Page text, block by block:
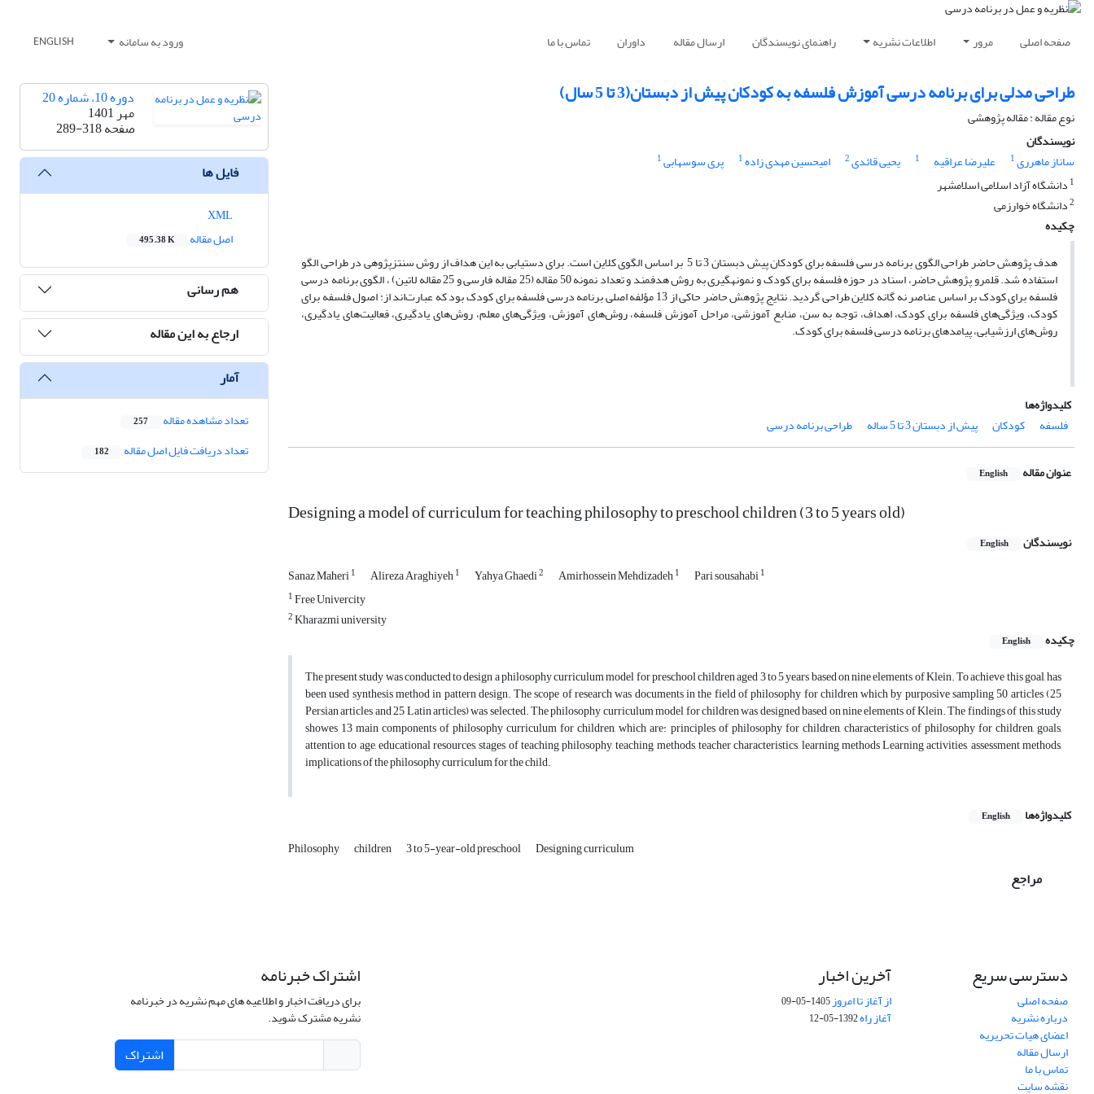
صفحه اصلی مرور اطلاعات نشریه راهنمای نویسندگان ارسال مقاله داوران تماس با ما ورود به سامانه ENGLISH
طراحی مدلی برای برنامه درسی آموزش فلسفه به کودکان پیش از دبستان(3 تا 5 سال)
نوع مقاله : مقاله پژوهشی
نویسندگان
ساناز ماهرری1 علیرضا عراقیه 1 یحیی قائدی2 امیحسین مهدی زاده1 پری سوسهابی1
1 دانشگاه آزاد اسلامی اسلامشهر
2دانشگاه خوارزمی
چکیده
هدف پژوهش حاضر طراحی الگوی برنامه درسی فلسفه برای کودکان پیش دبستان 3 تا 5 بر اساس الگوی کلاین است. برای دستیابی به این هداف از روش سنتزپژوهی در طراحی الگو
استفاده شد. قلمرو پژوهش حاضر، اسناد در حوزه فلسفه برای کودک و نمونه­گیری به روش هدفمند و تعداد نمونه 50 مقاله (25 مقاله فارسی و 25 مقاله لاتین) ، الگوی برنامه درسی
فلسفه برای کودک بر اساس عناصر نه گانه کلاین طراحی گردید. نتایج پژوهش حاضر حاکی از 13 مؤلفه اصلی برنامه درسی فلسفه برای کودک بود که عبارت‌اند از: اصول فلسفه برای
کودک، ویژگی‌های فلسفه برای کودک، اهداف، توجه به سن، منابع آموزشی، مراحل آموزش فلسفه، روش‌های آموزش، ویژگی‌های معلم، روش‌های یادگیری، فعالیت‌های یادگیری،
روش‌های ارزشیابی، پیامدهای برنامه درسی فلسفه برای کودک.
کلیدواژه‌ها
فلسفه
کودکان پیش از دبستان 3 تا 5 ساله طراحی برنامه درسی
عنوان مقاله English
Designing a model of curriculum for teaching philosophy to preschool children (3 to 5 years old)
نویسندگان English
Sanaz Maheri1 Alireza Araghiyeh1 Yahya Ghaedi2 Amirhossein Mehdizadeh1 Pari sousahabi1
1Free Univercity
2Kharazmi university
چکیده
English
The present study was conducted to design a philosophy curriculum model for preschool children aged 3 to 5 years based on nine elements of Klein.To achieve this goal, has
been used synthesis method in pattern design. The scope of research was documents in the field of philosophy for children which by purposive sampling 50 articles (25
Persian articles and 25 Latin articles) was selected. The philosophy curriculum model for children was designed based on nine elements of Klein. The findings of this study
showes 13 main components of philosophy curriculum for children, which are: principles of philosophy for children, characteristics of philosophy for children, goals,
attention to age, educational resources, stages of teaching philosophy, teaching methods, teacher characteristics, learning methods Learning activities, assessment methods,
implications of the philosophy curriculum for the child.
کلیدواژه‌ها English
Philosophy children 3 to 5-year-old preschool Designing curriculum
مراجع
دوره 10، شماره 20
مهر 1401
صفحه289-318
فایل ها
اصل مقاله
495.38 K
هم رسانی
ارجاع به این مقاله
آمار
تعداد مشاهده مقاله 257
تعداد دریافت فایل اصل مقاله 182
دسترسی سریع
صفحه اصلی
درباره نشریه
اعضای هیات تحریریه
ارسال مقاله
تماس با ما
نقشه سایت
آخرین اخبار
از آغاز تا امروز1405-05-09
آغاز راه1392-05-12
اشتراک خبرنامه
برای دریافت اخبار و اطلاعیه های مهم نشریه در خبرنامه
نشریه مشترک شوید.
اشتراک